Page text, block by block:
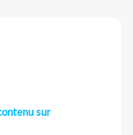
sur